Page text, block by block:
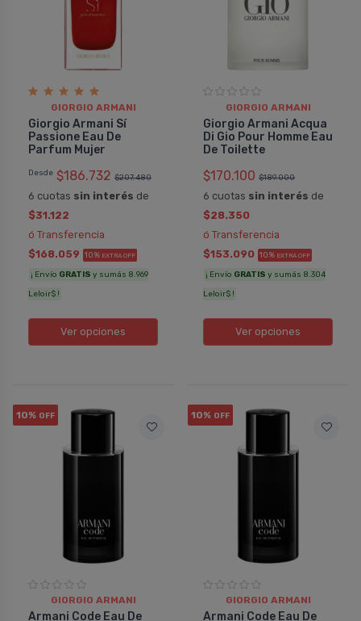
GIORGIO ARMANI
Giorgio Armani Sí
Passione Eau De
Parfum Mujer
Desde $186.732 $207.480
6 cuotas sin interés de
$31.122
ó Transferencia
$168.059 10% EXTRA OFF
¡ Envío GRATIS y sumás 8.969
Leloir$ !
Ver opciones
GIORGIO ARMANI
Giorgio Armani Acqua
Di Gio Pour Homme Eau
De Toilette
$170.100 $189.000
6 cuotas sin interés de
$28.350
ó Transferencia
$153.090 10% EXTRA OFF
¡ Envío GRATIS y sumás 8.304
Leloir$ !
Ver opciones
10% OFF
GIORGIO ARMANI
Armani Code Eau De
10% OFF
GIORGIO ARMANI
Armani Code Eau De